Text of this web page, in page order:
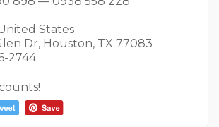
States
Dr, Houston, TX 77083
2744